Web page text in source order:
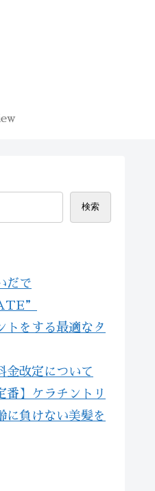
検索
だで
トをする最適なタ
金改定について
番】ケラチントリ
に負けない美髪を